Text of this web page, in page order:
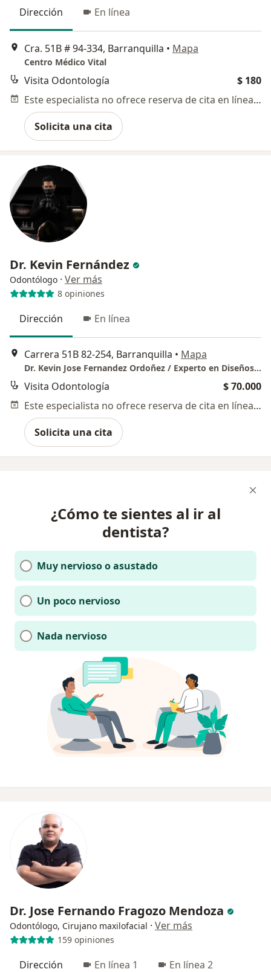
Dirección En línea
Cra. 51B # 94-334, Barranquilla • Mapa
Centro Médico Vital
Visita Odontología
$ 180
Este especialista no ofrece reserva de cita en línea en esta dirección.
Solicita una cita
Dr. Kevin Fernández
Odontólogo · Ver más
8 opiniones
Dirección En línea
Carrera 51B 82-254, Barranquilla • Mapa
Dr. Kevin Jose Fernandez Ordoñez / Experto en Diseños de Sonrisas
Visita Odontología
$ 70.000
Este especialista no ofrece reserva de cita en línea en esta dirección.
Solicita una cita
¿Cómo te sientes al ir al
dentista?
Muy nervioso o asustado
Un poco nervioso
Nada nervioso
Dr. Jose Fernando Fragozo Mendoza
Odontólogo, Cirujano maxilofacial · Ver más
159 opiniones
Dirección En línea 1 En línea 2